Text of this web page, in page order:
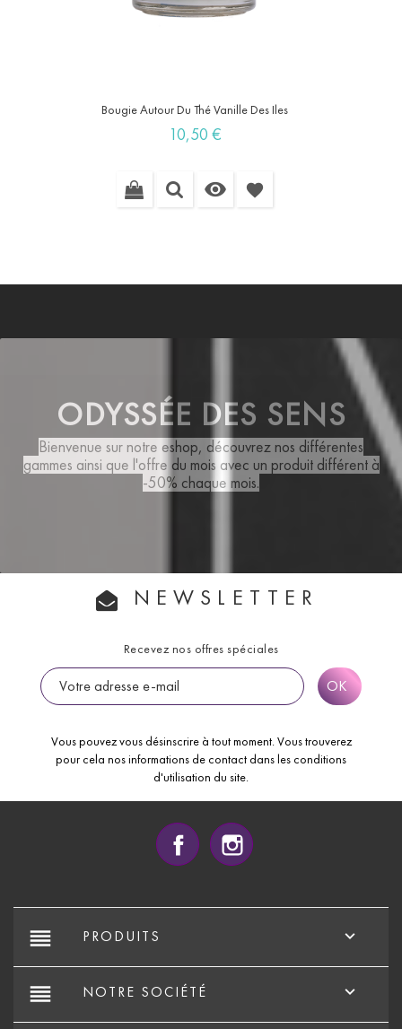
Bougie Autour Du Thé Vanille Des Iles
Prix
10,50 €
 favorite
ODYSSÉE DES SENS
Bienvenue sur notre eshop, découvrez nos différentes
gammes ainsi que l'offre du mois avec un produit différent à
-50% chaque mois.
NEWSLETTER
Recevez nos offres spéciales
Vous pouvez vous désinscrire à tout moment. Vous trouverez
pour cela nos informations de contact dans les conditions
d'utilisation du site.
Facebook
reorder PRODUITS 
reorder NOTRE SOCIÉTÉ 